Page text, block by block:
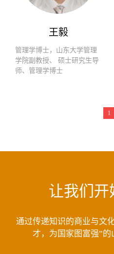
王毅
管理学博士，山东大学管理
学院副教授、 硕士研究生导
师、管理学博士
1
让我们开
通过传递知识的商业与文
才，为国家图富强”的